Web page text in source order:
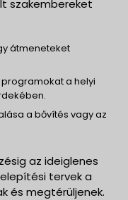
szakembereket
átmeneteket
a helyi
a bővítés vagy az
az ideiglenes
tervek a
és megtérüljenek.